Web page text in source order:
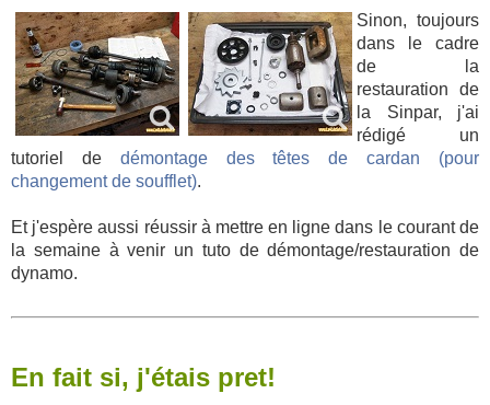
Sinon, toujours
dans le cadre
de la
restauration de
la Sinpar, j'ai
rédigé un
tutoriel de démontage des têtes de cardan (pour
changement de soufflet).
Et j'espère aussi réussir à mettre en ligne dans le courant de
la semaine à venir un tuto de démontage/restauration de
dynamo.
En fait si, j'étais pret!